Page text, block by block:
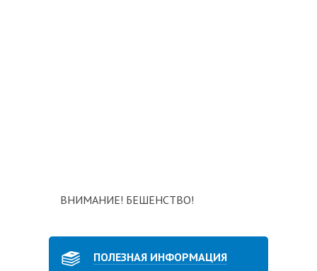
ВНИМАНИЕ! БЕШЕНСТВО!
ПОЛЕЗНАЯ ИНФОРМАЦИЯ